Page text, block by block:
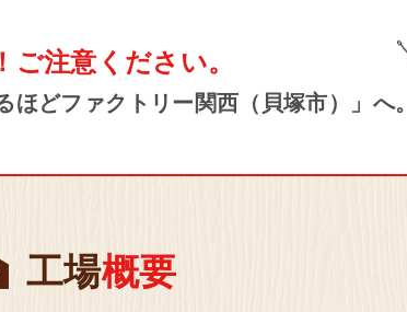
ご注意ください。
ほどファクトリー関西（貝塚市）」へ。
工場概要